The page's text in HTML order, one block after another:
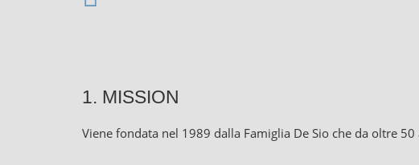
1. MISSION
Viene fondata nel 1989 dalla Famiglia De Sio che da oltre